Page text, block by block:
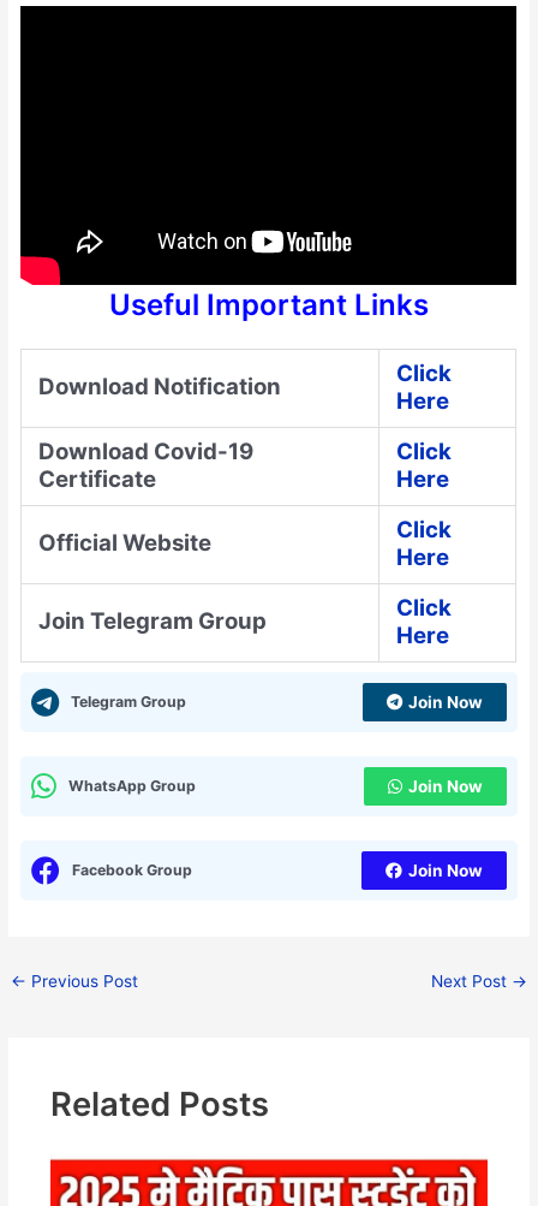
Useful Important Links
Download Notification
Click
Here
Download Covid-19
Certificate
Click
Here
Official Website
Click
Here
Join Telegram Group
Click
Here
Telegram Group Join Now
WhatsApp Group Join Now
Facebook Group Join Now
← Previous Post Next Post →
Related Posts